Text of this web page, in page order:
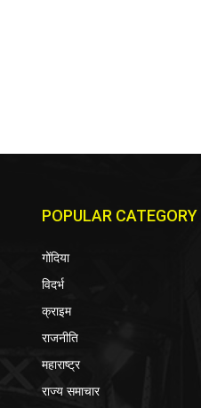
POPULAR CATEGORY
गोंदिया
विदर्भ
क्राइम
राजनीति
महाराष्ट्र
राज्य समाचार